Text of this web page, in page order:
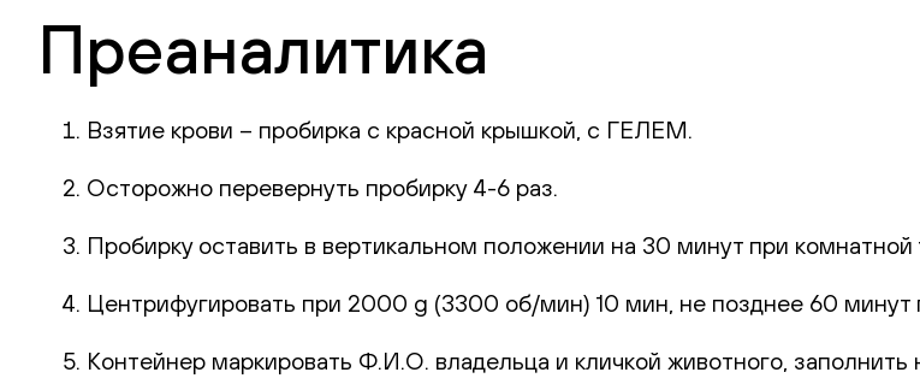
Преаналитика
Взятие крови – пробирка с красной крышкой, с ГЕЛЕМ.
Осторожно перевернуть пробирку 4-6 раз.
Пробирку оставить в вертикальном положении на 30 минут при комнатной
Центрифугировать при 2000 g (3300 об/мин) 10 мин, не позднее 60 минут
Контейнер маркировать Ф.И.О. владельца и кличкой животного, заполнить